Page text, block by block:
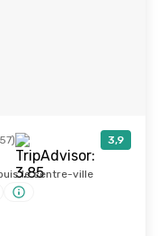
3,9
le centre-ville